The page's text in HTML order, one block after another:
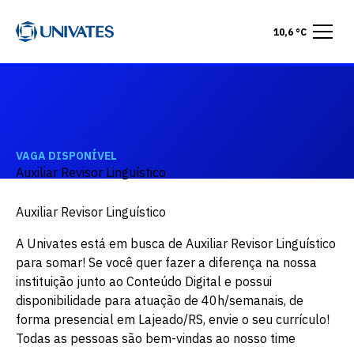
10,6 °C
VAGA DISPONÍVEL
Auxiliar Revisor Linguístico
Auxiliar Revisor Linguístico
A Univates está em busca de Auxiliar Revisor Linguístico
para somar! Se você quer fazer a diferença na nossa
instituição junto ao Conteúdo Digital e possui
disponibilidade para atuação de 40h/semanais, de
forma presencial em Lajeado/RS, envie o seu currículo!
Todas as pessoas são bem-vindas ao nosso time